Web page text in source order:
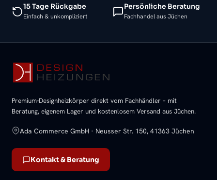
15 Tage Rückgabe
Einfach & unkompliziert
Persönliche Beratung
Fachhandel aus Jüchen
Premium-Designheizkörper direkt vom Fachhändler – mit
Beratung, eigenem Lager und kostenlosem Versand aus Jüchen.
Ada Commerce GmbH · Neusser Str. 150, 41363 Jüchen
Kontakt & Beratung